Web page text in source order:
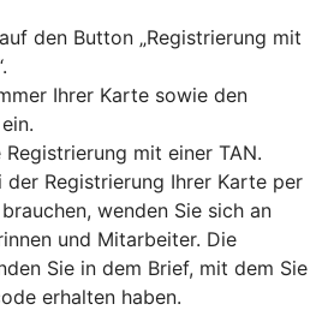
den Button „Registrierung mit
Ihrer Karte sowie den
mit einer TAN.
der Registrierung Ihrer Karte per
wenden Sie sich an
und Mitarbeiter. Die
Sie in dem Brief, mit dem Sie
erhalten haben.